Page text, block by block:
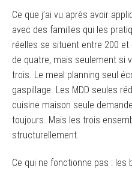
Ce que j’ai vu après avoir
avec des familles qui les
réelles se situent entre 200
de quatre, mais seulement si
trois. Le meal planning seul
gaspillage. Les MDD seules
cuisine maison seule
toujours. Mais les trois
structurellement.
Ce qui ne fonctionne pas :